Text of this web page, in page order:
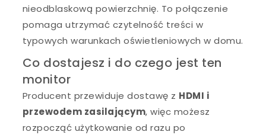
nieodblaskową powierzchnię. To połączenie
pomaga utrzymać czytelność treści w
typowych warunkach oświetleniowych w domu.
Co dostajesz i do czego jest ten
monitor
Producent przewiduje dostawę z HDMI i
przewodem zasilającym, więc możesz
rozpocząć użytkowanie od razu po